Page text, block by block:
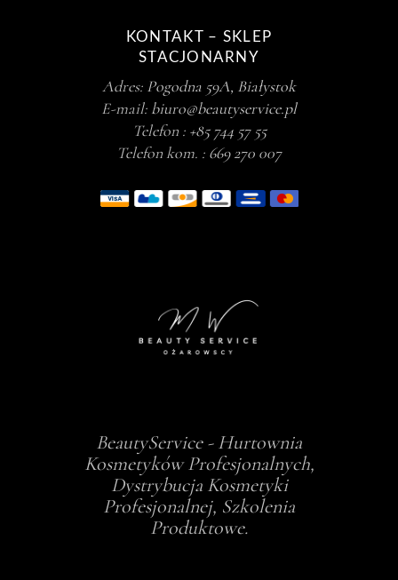
KONTAKT – SKLEP
STACJONARNY
Adres: Pogodna 59A, Białystok
E-mail: biuro@beautyservice.pl
Telefon : +85 744 57 55
Telefon kom. : 669 270 007
BeautyService - Hurtownia
Kosmetyków Profesjonalnych,
Dystrybucja Kosmetyki
Profesjonalnej, Szkolenia
Produktowe.